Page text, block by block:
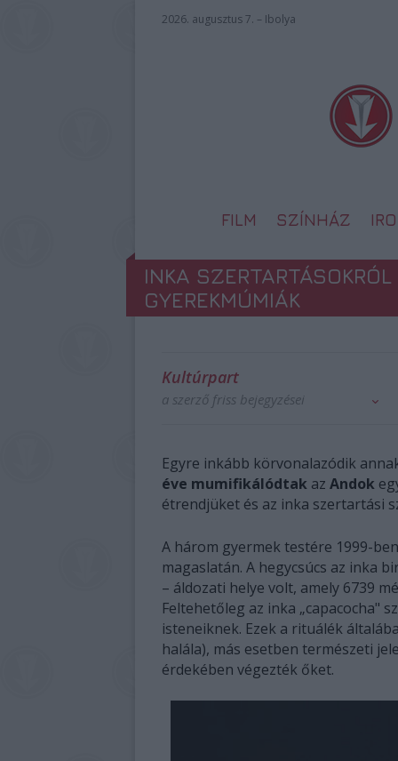
2026. augusztus 7. – Ibolya
FILM SZÍNHÁZ
INKA
GYEREKMÚMIÁK
Kultúrpart
a szerző friss bejegyzései
Egyre inkább körvonalazódik
éve mumifikálódtak az Andok
étrendjüket és az inka szertartási
A három gyermek testére 1999-
magaslatán. A hegycsúcs az inka
– áldozati helye volt, amely 6739
Feltehetőleg az inka „capacocha"
isteneiknek. Ezek a rituálék
halála), más esetben természeti
érdekében végezték őket.